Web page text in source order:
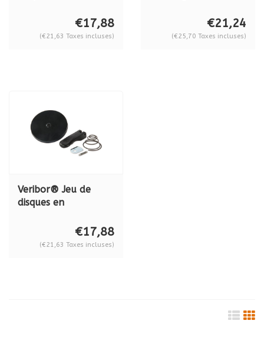
€17,88
(€21,63 Taxes incluses)
€21,24
(€25,70 Taxes incluses)
Veribor® Jeu de
disques en
rechange, ø 120 mm
BO 614.032
€17,88
(€21,63 Taxes incluses)